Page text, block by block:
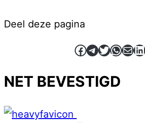
Deel deze pagina
Facebook
Telegram
Twitter
E-mail
NET BEVESTIGD